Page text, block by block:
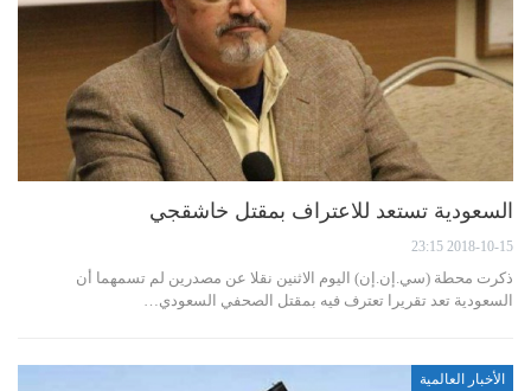
السعودية تستعد للاعتراف بمقتل خاشقجي
2018-10-15 23:15
ذكرت محطة (سي.إن.إن) اليوم الاثنين نقلا عن مصدرين لم تسمهما أن
السعودية تعد تقريرا تعترف فيه بمقتل الصحفي السعودي…
الأخبار العالمية